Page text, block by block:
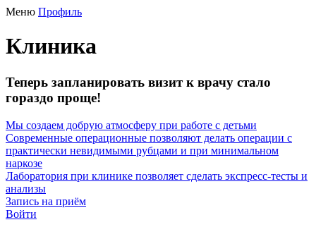
Меню Профиль
Клиника
Теперь запланировать визит к врачу стало
гораздо проще!
Мы создаем добрую атмосферу при работе с детьми
Современные операционные позволяют делать операции с
практически невидимыми рубцами и при минимальном
наркозе
Лаборатория при клинике позволяет сделать экспресс-тесты и
анализы
Запись на приём
Войти